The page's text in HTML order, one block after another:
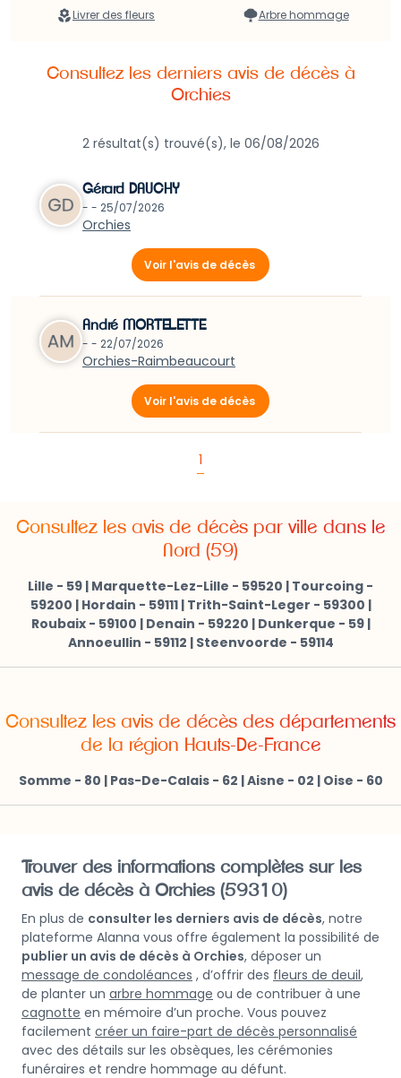
Livrer des fleurs Arbre hommage
Consultez les derniers avis de décès à
Orchies
2 résultat(s) trouvé(s), le 06/08/2026
Gérard DAUCHY
- - 25/07/2026
Orchies
Voir l'avis de décès
André MORTELETTE
- - 22/07/2026
Orchies-Raimbeaucourt
Voir l'avis de décès
1
Consultez les avis de décès par ville dans le
Nord (59)
Lille - 59 | Marquette-Lez-Lille - 59520 | Tourcoing -
59200 | Hordain - 59111| Trith-Saint-Leger - 59300 |
Roubaix - 59100 | Denain - 59220 | Dunkerque - 59|
Annoeullin - 59112 | Steenvoorde - 59114
Consultez les avis de décès des départements
de la région Hauts-De-France
Somme - 80 | Pas-De-Calais - 62 |Aisne - 02 | Oise - 60
Trouver des informations complètes sur les
avis de décès à Orchies (59310)
En plus de consulter les derniers avis de décès, notre
plateforme Alanna vous offre également la possibilité de
publier un avis de décès à Orchies, déposer un
message de condoléances , d’offrir des fleurs de deuil,
de planter un arbre hommage ou de contribuer à une
cagnotte en mémoire d’un proche. Vous pouvez
facilement créer un faire-part de décès personnalisé
avec des détails sur les obsèques, les cérémonies
funéraires et rendre hommage au défunt.